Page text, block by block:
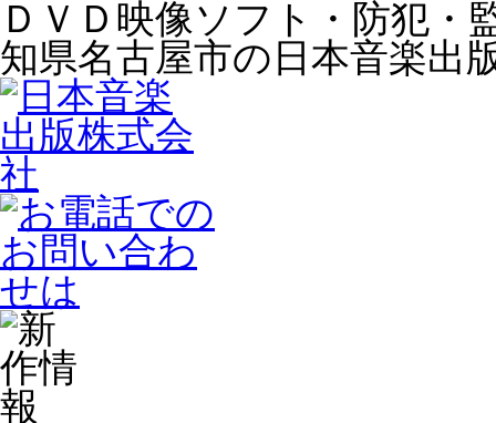
ＤＶＤ映像ソフト・防犯・
知県名古屋市の日本音楽出